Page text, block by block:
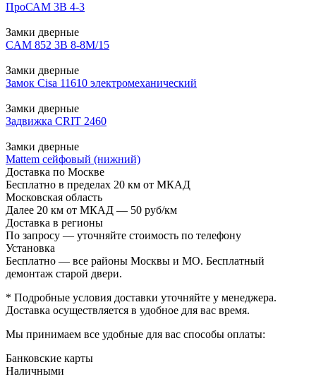
ПроСАМ 3В 4-3
Замки дверные
CAM 852 3В 8-8М/15
Замки дверные
Замок Cisa 11610 электромеханический
Замки дверные
Задвижка CRIT 2460
Замки дверные
Mattem сейфовый (нижний)
Доставка по Москве
Бесплатно в пределах 20 км от МКАД
Московская область
Далее 20 км от МКАД — 50 руб/км
Доставка в регионы
По запросу — уточняйте стоимость по телефону
Установка
Бесплатно — все районы Москвы и МО. Бесплатный
демонтаж старой двери.
* Подробные условия доставки уточняйте у менеджера.
Доставка осуществляется в удобное для вас время.
Мы принимаем все удобные для вас способы оплаты:
Банковские карты
Наличными